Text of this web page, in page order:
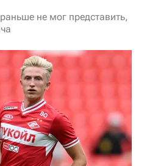
не мог представить,